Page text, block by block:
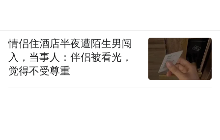
情侣住酒店半夜遭陌生男闯
入，当事人：伴侣被看光，
觉得不受尊重